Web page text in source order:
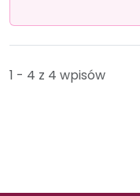
1 - 4 z 4 wpisów